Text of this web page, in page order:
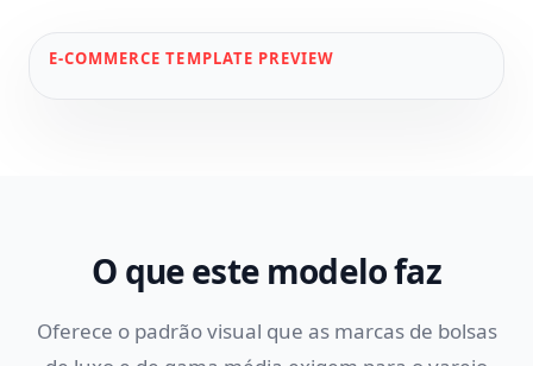
E-COMMERCE TEMPLATE PREVIEW
O que este modelo faz
Oferece o padrão visual que as marcas de bolsas